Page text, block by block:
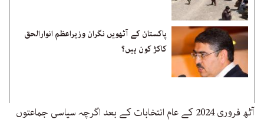
پاکستان کے آٹھویں نگران وزیراعظم انوارالحق
کاکڑ کون ہیں؟
آٹھ فروری 2024 کے عام انتخابات کے بعد اگرچہ سیاسی جماعتوں